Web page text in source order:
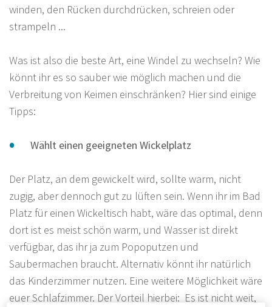
winden, den Rücken durchdrücken, schreien oder
strampeln ...
Was ist also die beste Art, eine Windel zu wechseln? Wie
könnt ihr es so sauber wie möglich machen und die
Verbreitung von Keimen einschränken? Hier sind einige
Tipps:
Wählt einen geeigneten Wickelplatz
Der Platz, an dem gewickelt wird, sollte warm, nicht
zugig, aber dennoch gut zu lüften sein. Wenn ihr im Bad
Platz für einen Wickeltisch habt, wäre das optimal, denn
dort ist es meist schön warm, und Wasser ist direkt
verfügbar, das ihr ja zum Popoputzen und
Saubermachen braucht. Alternativ könnt ihr natürlich
das Kinderzimmer nutzen. Eine weitere Möglichkeit wäre
euer Schlafzimmer. Der Vorteil hierbei: Es ist nicht weit,